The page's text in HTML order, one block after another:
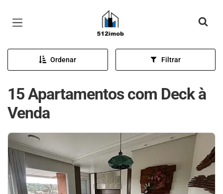
Página inicial
Ordenar Filtrar
15 Apartamentos com Deck à
Venda